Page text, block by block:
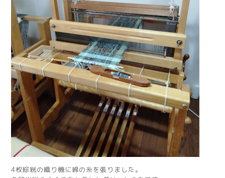
4枚綜絖の織り機に綿の糸を張りました。